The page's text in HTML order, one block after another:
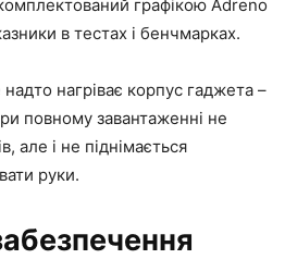
графікою Adreno
в тестах і бенчмарках.
нагріває корпус гаджета –
повному завантаженні не
але і не піднімається
руки.